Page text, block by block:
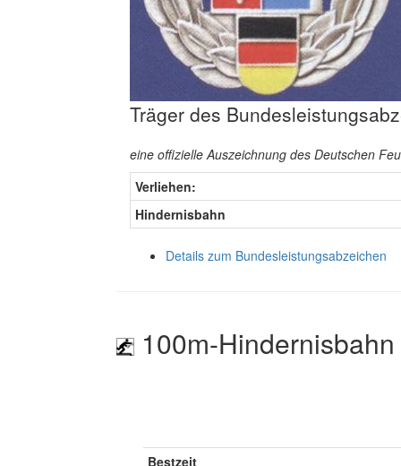
Träger des
eine offizielle Auszeichnung des Deutschen
Verliehen:
Hindernisbahn
Details zum Bundesleistungsabzeichen
100m-
Bestzeit